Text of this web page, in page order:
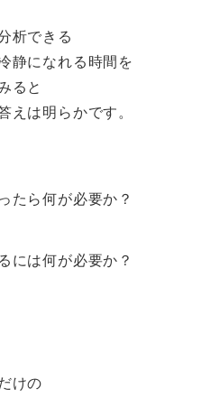
析できる
静になれる時間を
ると
えは明らかです。
たら何が必要か？
には何が必要か？
けの